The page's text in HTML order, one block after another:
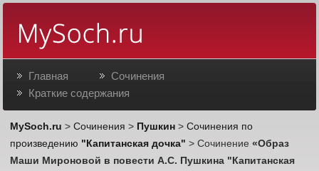
Главная
Сочинения
Краткие содержания
MySoch.ru >Сочинения > Пушкин >Сочинения по
произведению "Капитанская дочка" > Сочинение«Образ
Маши Мироновой в повести А.С. Пушкина "Капитанская